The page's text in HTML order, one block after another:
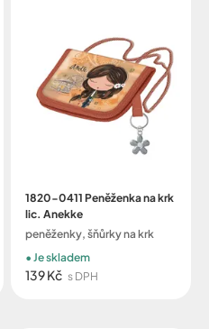
1820-0411 Peněženka na krk
lic. Anekke
peněženky, šňůrky na krk
139 Kč s DPH
Je skladem